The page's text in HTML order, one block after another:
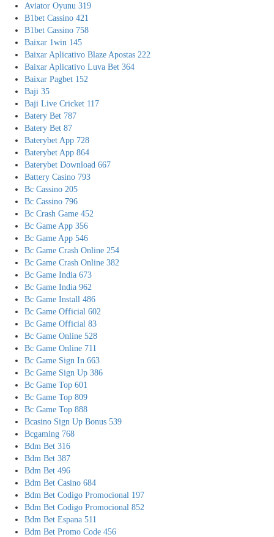
Aviator Oyunu 319
B1bet Cassino 421
B1bet Cassino 758
Baixar 1win 145
Baixar Aplicativo Blaze Apostas 222
Baixar Aplicativo Luva Bet 364
Baixar Pagbet 152
Baji 35
Baji Live Cricket 117
Batery Bet 787
Batery Bet 87
Baterybet App 728
Baterybet App 864
Baterybet Download 667
Battery Casino 793
Bc Cassino 205
Bc Cassino 796
Bc Crash Game 452
Bc Game App 356
Bc Game App 546
Bc Game Crash Online 254
Bc Game Crash Online 382
Bc Game India 673
Bc Game India 962
Bc Game Install 486
Bc Game Official 602
Bc Game Official 83
Bc Game Online 528
Bc Game Online 711
Bc Game Sign In 663
Bc Game Sign Up 386
Bc Game Top 601
Bc Game Top 809
Bc Game Top 888
Bcasino Sign Up Bonus 539
Bcgaming 768
Bdm Bet 316
Bdm Bet 387
Bdm Bet 496
Bdm Bet Casino 684
Bdm Bet Codigo Promocional 197
Bdm Bet Codigo Promocional 852
Bdm Bet Espana 511
Bdm Bet Promo Code 456